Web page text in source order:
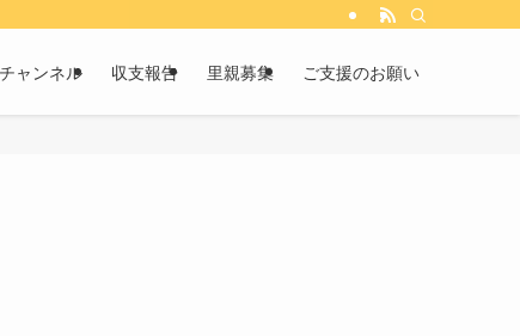
ャンネル 収支報告 里親募集 ご支援のお願い